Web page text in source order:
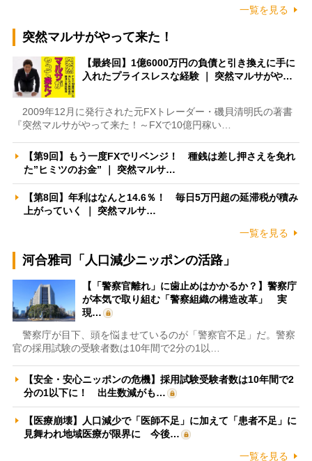
一覧を見る
突然マルサがやって来た！
【最終回】1億6000万円の負債と引き換えに手に
入れたプライスレスな経験 ｜ 突然マルサがや…
2009年12月に発行された元FXトレーダー・磯貝清明氏の著書
『突然マルサがやって来た！～FXで10億円稼い…
【第9回】もう一度FXでリベンジ！ 種銭は差し押さえを免れ
た”ヒミツのお金” ｜ 突然マルサ…
【第8回】年利はなんと14.6％！ 毎日5万円超の延滞税が積み
上がっていく ｜ 突然マルサ…
一覧を見る
河合雅司「人口減少ニッポンの活路」
【「警察官離れ」に歯止めはかかるか？】警察庁
が本気で取り組む「警察組織の構造改革」 実
現…
警察庁が目下、頭を悩ませているのが「警察官不足」だ。警察
官の採用試験の受験者数は10年間で2分の1以…
【安全・安心ニッポンの危機】採用試験受験者数は10年間で2
分の1以下に！ 出生数減がも…
【医療崩壊】人口減少で「医師不足」に加えて「患者不足」に
見舞われ地域医療が限界に 今後…
一覧を見る